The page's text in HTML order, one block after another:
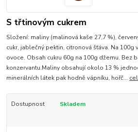
S třtinovým cukrem
Složení: maliny (malinová kaše 27,7 %),
cukr, jablečný pektin, citronová šťáva. Na
ovoce. Obsah cukru 60g na 100g džemu. Bez
konzervantu.Maliny obsahují okolo 13 %
minerálních látek pak hodně vápníku, hořč...
Dostupnost Skladem